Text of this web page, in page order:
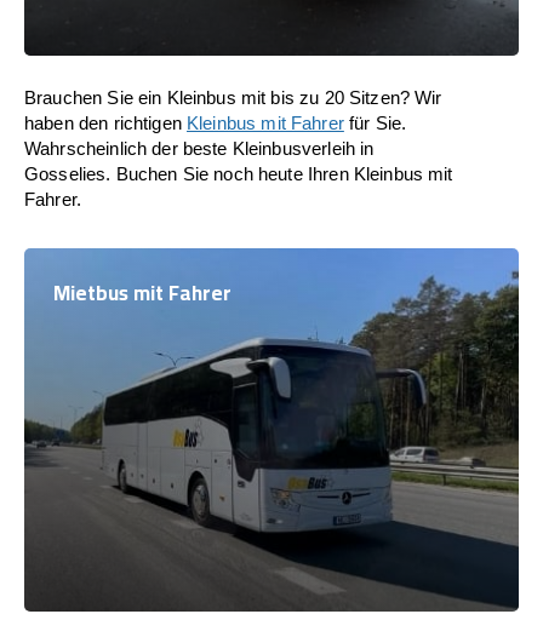
Brauchen Sie ein Kleinbus mit bis zu 20 Sitzen? Wir
haben den richtigen Kleinbus mit Fahrerfür Sie.
Wahrscheinlich der beste Kleinbusverleih in
Gosselies. Buchen Sie noch heute Ihren Kleinbus mit
Fahrer.
Mietbus mit Fahrer